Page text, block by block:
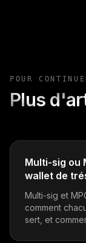
POUR
Plus
Multi-sig ou
wallet de
Multi-sig et
comment
sert, et